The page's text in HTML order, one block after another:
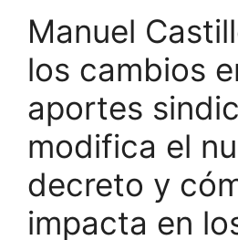
Manuel
los cambios
aportes
modifica el
decreto y
impacta en